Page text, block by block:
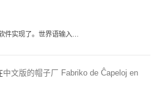
件实现了。世界语输入…
中文版的帽子厂 Fabriko de Ĉapeloj en